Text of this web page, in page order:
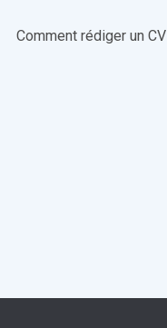
Comment rédiger un CV